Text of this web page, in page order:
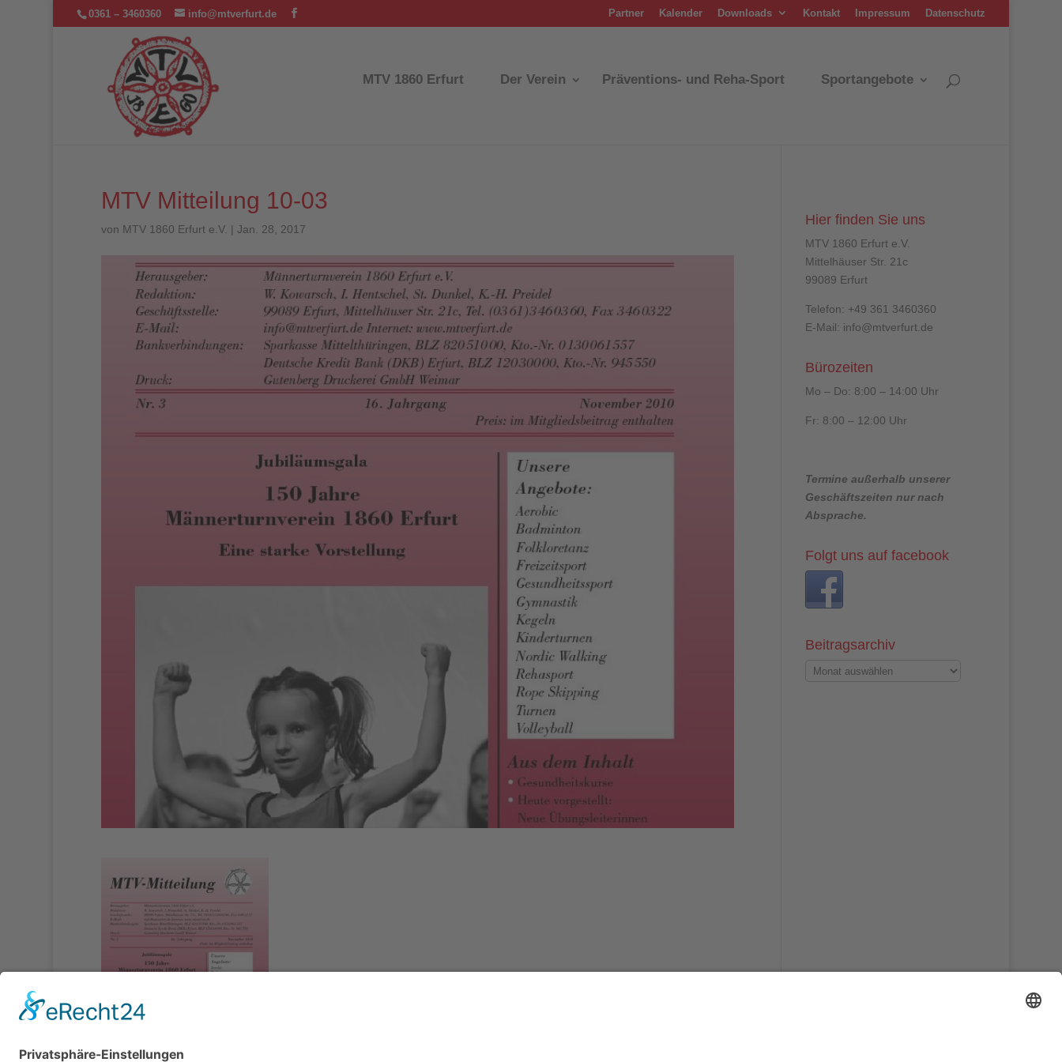
0361 – 3460360 info@mtverfurt.de Partner Kalender Downloads Kontakt Impressum Datenschutz
MTV 1860 Erfurt Der Verein Präventions- und Reha-Sport Sportangebote
MTV Mitteilung 10-03
von MTV 1860 Erfurt e.V. | Jan. 28, 2017
Hier finden Sie uns
MTV 1860 Erfurt e.V.
Mittelhäuser Str. 21c
99089 Erfurt
Telefon: +49 361 3460360
E-Mail: info@mtverfurt.de
Bürozeiten
Mo – Do: 8:00 – 14:00 Uhr
Fr: 8:00 – 12:00 Uhr
Termine außerhalb unserer
Geschäftszeiten nur nach
Absprache.
Folgt uns auf facebook
Beitragsarchiv